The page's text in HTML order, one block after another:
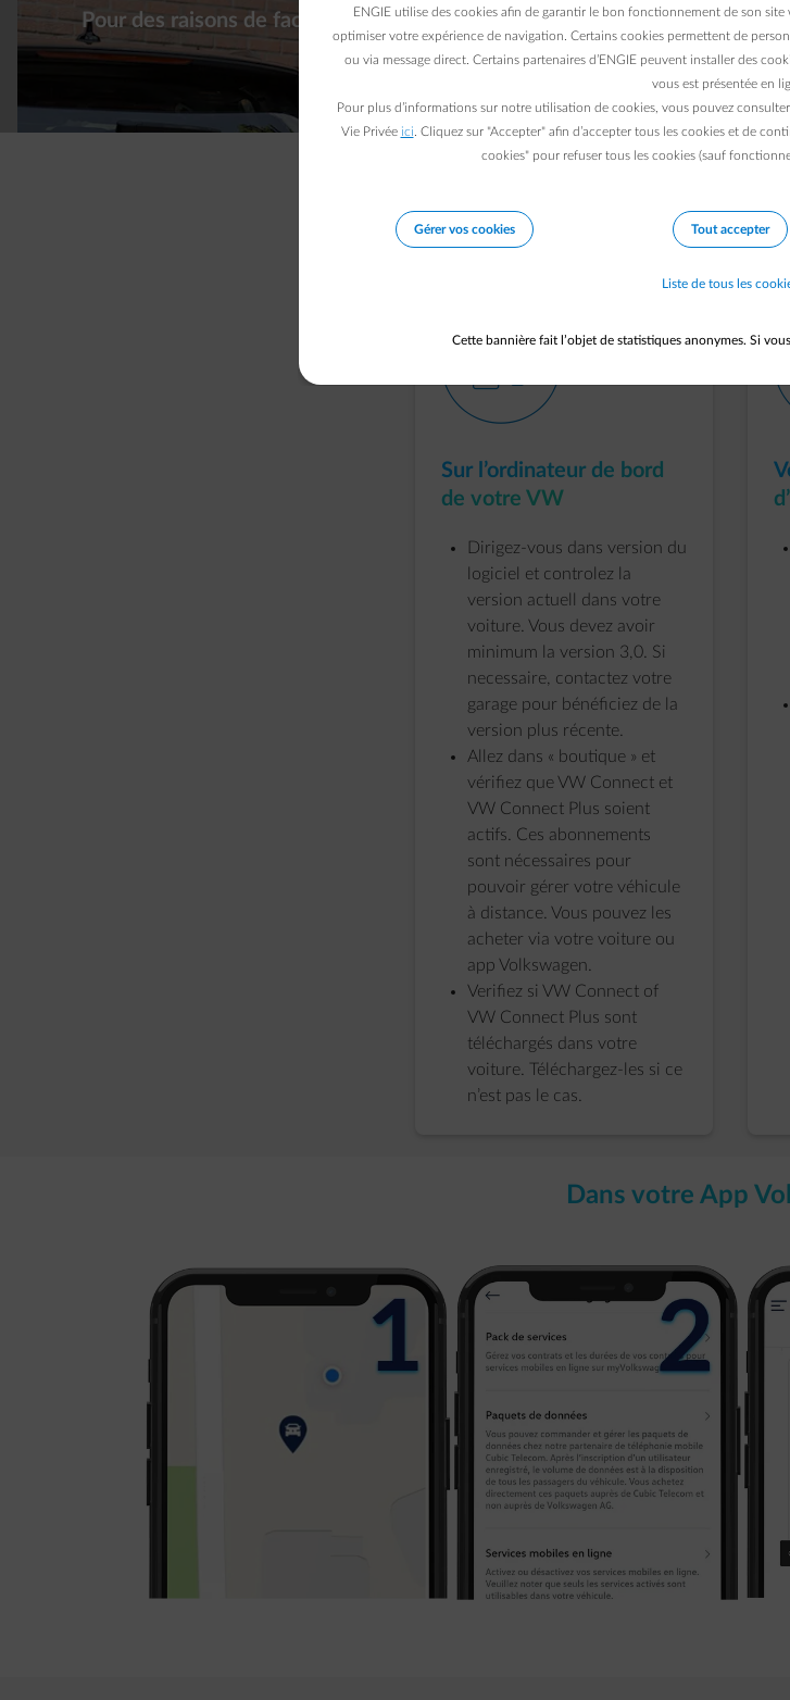
Pour des raisons de facilité, allez dans votre VW et suivez les actions
VW
outline-car-battery
Sur l’ordinateur de bord
de votre VW
Dirigez-vous dans version du
logiciel et controlez la
version actuell dans votre
voiture. Vous devez avoir
minimum la version 3,0. Si
necessaire, contactez votre
garage pour bénéficiez de la
version plus récente.
Allez dans « boutique » et
vérifiez que VW Connect et
VW Connect Plus soient
actifs. Ces abonnements
sont nécessaires pour
pouvoir gérer votre véhicule
à distance. Vous pouvez les
acheter via votre voiture ou
app Volkswagen.
Verifiez si VW Connect of
VW Connect Plus sont
téléchargés dans votre
voiture. Téléchargez-les si ce
n’est pas le cas.
Dans votre App
ENGIE utilise des cookies afin de garantir le bon fonctionnement de son
optimiser votre expérience de navigation. Certains cookies permettent de
ou via message direct. Certains partenaires d’ENGIE peuvent installer des
vous est présentée en
Pour plus d’informations sur notre utilisation de cookies, vous pouvez
Vie Privée ici . Cliquez sur "Accepter" afin d’accepter tous les cookies et de
cookies" pour refuser tous les cookies (sauf
Gérer vos cookies Tout accepter
Liste de tous les
Cette bannière fait l’objet de statistiques anonymes. Si